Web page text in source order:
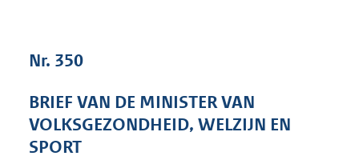
e
:
Nr. 350
BRIEF VAN DE MINISTER VAN
VOLKSGEZONDHEID, WELZIJN EN
SPORT